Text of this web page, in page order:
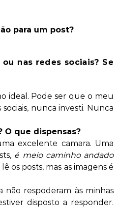
para um post?
nas redes sociais? Se
ideal. Pode ser que o meu
nunca investi. Nunca
O que dispensas?
excelente camara. Uma
é meio caminho andado
os posts, mas as imagens é
respoderam às minhas
disposto a responder.